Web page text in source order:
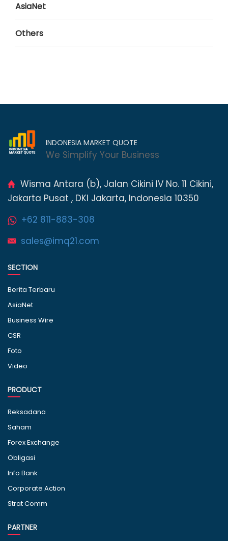
AsiaNet
Others
INDONESIA MARKET QUOTE
We Simplify Your Business
Wisma Antara (b), Jalan Cikini IV No. 11 Cikini,
Jakarta Pusat , DKI Jakarta, Indonesia 10350
+62 811-883-308
sales@imq21.com
SECTION
Berita Terbaru
AsiaNet
Business Wire
CSR
Foto
Video
PRODUCT
Reksadana
Saham
Forex Exchange
Obligasi
Info Bank
Corporate Action
Strat Comm
PARTNER